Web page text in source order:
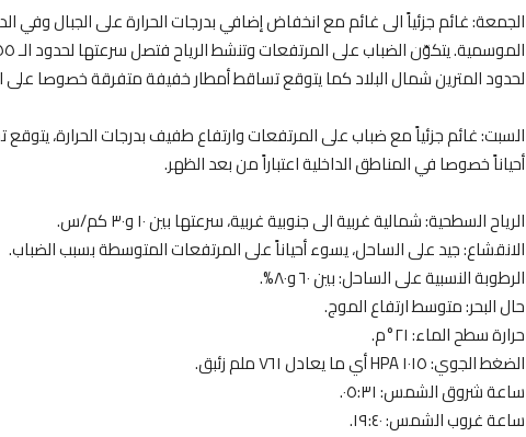
الجمعة: غائم جزئياً الى غائم مع انخفاض إضافي بدرجات الحرارة على الجبال وفي
لحدود المترين شمال البلاد كما يتوقع تساقط أمطار خفيفة متفرقة خصوصا على
السبت: غائم جزئياً مع ضباب على المرتفعات وارتفاع طفيف بدرجات الحرارة،
أحياناً خصوصا في المناطق الداخلية اعتباراً من بعد الظهر.
الرياح السطحية: شمالية غربية الى جنوبية غربية، سرعتها بين ١٠ و٣٠ كم/س.
الانقشاع: جيد على الساحل، يسوء أحياناً على المرتفعات المتوسطة بسبب الضباب.
الرطوبة النسبية على الساحل: بين ٦٠ و٨٠%.
حال البحر: متوسط ارتفاع الموج.
حرارة سطح الماء: ٢١°م.
الضغط الجوي: ١٠١٥ HPA أي ما يعادل ٧٦١ ملم زئبق.
ساعة شروق الشمس: ٠٥:٣١.
ساعة غروب الشمس: ١٩:٤٠.